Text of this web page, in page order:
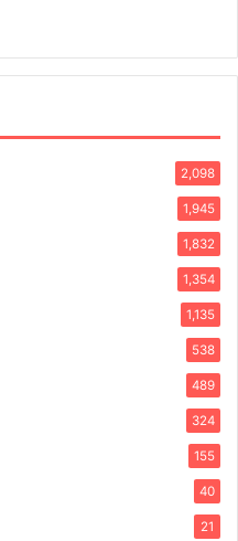
2,098
1,945
1,832
1,354
1,135
538
489
324
155
40
21